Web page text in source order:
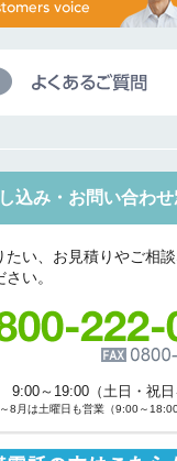
込み・お問い合わせ
たい、お見積りやご相
い。
～19:00（土日・祝日
8月は土曜日も営業（9:00～18:00